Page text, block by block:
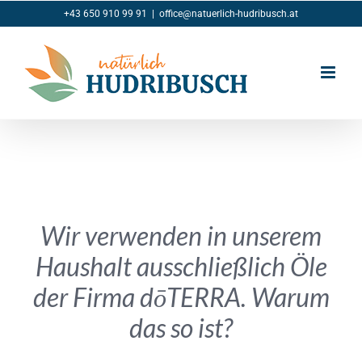
+43 650 910 99 91 office@natuerlich-hudribusch.at
Wir verwenden in unserem
Haushalt ausschließlich Öle
der Firma dōTERRA. Warum
das so ist?